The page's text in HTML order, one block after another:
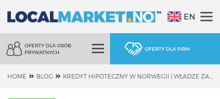
EN
OFERTY DLA OSÓB
PRYWATNYCH
OFERTY DLA FIRM
HOME BLOG